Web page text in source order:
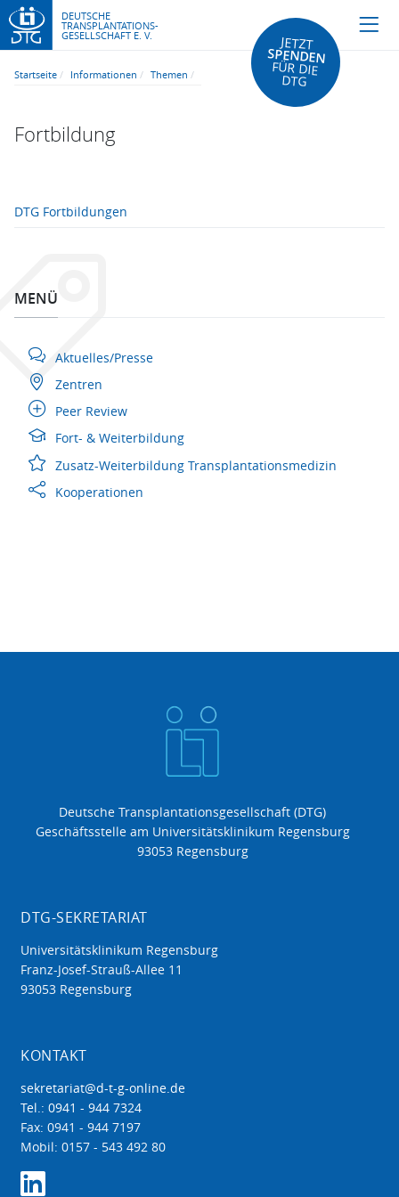
DEUTSCHE
TRANSPLANTATIONS-
GESELLSCHAFT E. V. JETZT
SPENDEN
FÜR DIE
DTG
Startseite Informationen Themen
Fortbildung
DTG Fortbildungen
MENÜ
Aktuelles/Presse
Zentren
Peer Review
Fort- & Weiterbildung
Zusatz-Weiterbildung Transplantationsmedizin
Kooperationen
Deutsche Transplantationsgesellschaft (DTG)
Geschäftsstelle am Universitätsklinikum Regensburg
93053 Regensburg
DTG-SEKRETARIAT
Universitätsklinikum Regensburg
Franz-Josef-Strauß-Allee 11
93053 Regensburg
KONTAKT
sekretariat@d-t-g-online.de
Tel.: 0941 - 944 7324
Fax: 0941 - 944 7197
Mobil: 0157 - 543 492 80